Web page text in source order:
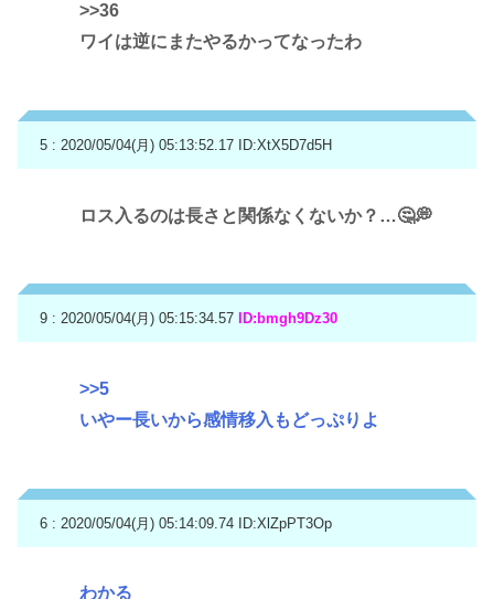
>>36
ワイは逆にまたやるかってなったわ
5 : 2020/05/04(月) 05:13:52.17 ID:XtX5D7d5H
ロス入るのは長さと関係なくないか？…🤔💭
9 : 2020/05/04(月) 05:15:34.57 ID:bmgh9Dz30
>>5
いやー長いから感情移入もどっぷりよ
6 : 2020/05/04(月) 05:14:09.74 ID:XlZpPT3Op
わかる